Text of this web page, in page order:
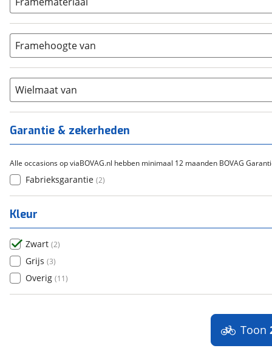
Bafang
Gazelle (0)
Cortina (0)
Flyer (0)
Overig ( 0)
5-8 (0)
9-14
15-20 (0)
21+
Aluminium (2)
Carbon
Chroom-molybdeen (0)
Scandium
Staal (0 )
Tica
Framehoogte van
Wielmaat van
Garantie & zekerheden
Alle occasions op viaBOVAG.nl hebben minimaal 12 maanden BOVAG
Fabrieksgarantie (2)
Kleur
Zwart (2)
Grijs (3)
Overig (11)
Toon